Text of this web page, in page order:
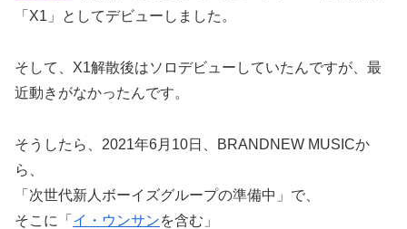
「X1」としてデビューしました。
そして、X1解散後はソロデビューしていたんですが、最
近動きがなかったんです。
そうしたら、2021年6月10日、BRANDNEW MUSICか
ら、
「次世代新人ボーイズグループの準備中」で、
そこに「 イ・ウンサンを含む」